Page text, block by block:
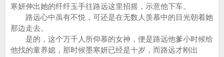
寒妍伸出她的纤纤玉手往路远这里招摇，示意他下车。
路远心中虽有不悦，可还是在无数人羡慕中的目光朝着她
那边走去。
是的，这个万千人所仰慕的女神，便是路远他爹小时候给
他找的童养媳，那时候墨寒妍已经是十岁，而路远才刚出